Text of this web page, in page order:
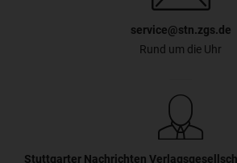
service@stn.zgs.de
Rund um die Uhr
Stuttgarter Nachrichten